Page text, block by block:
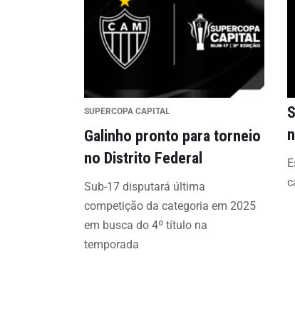
SUPERCOPA CAPITAL
Galinho pronto para torneio
no Distrito Federal
Sub-17 disputará última
competição da categoria em 2025
em busca do 4º título na
temporada